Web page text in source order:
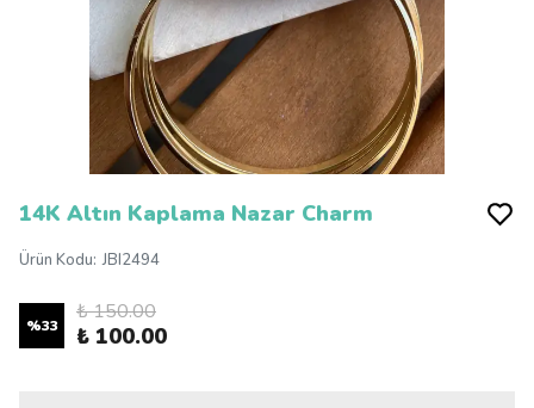
14K Altın Kaplama Nazar Charm
Ürün Kodu: JBI2494
%33
₺ 150.00
₺ 100.00